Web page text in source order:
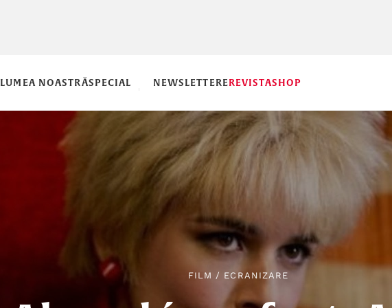
LUMEA NOASTRĂSPECIAL NEWSLETTEREREVISTASHOP
FILM / ECRANIZARE